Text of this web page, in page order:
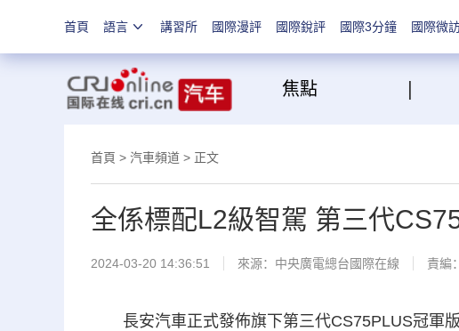
首頁 語言 講習所 國際漫評 國際銳評 國際3分鐘 國際微
焦點
首頁 > 汽車頻道 > 正文
全係標配L2級智駕 第三代
2024-03-20 14:36:51 來源： 中央廣電總台國際在線 責編
長安汽車正式發佈旗下第三代CS75PLUS冠軍版